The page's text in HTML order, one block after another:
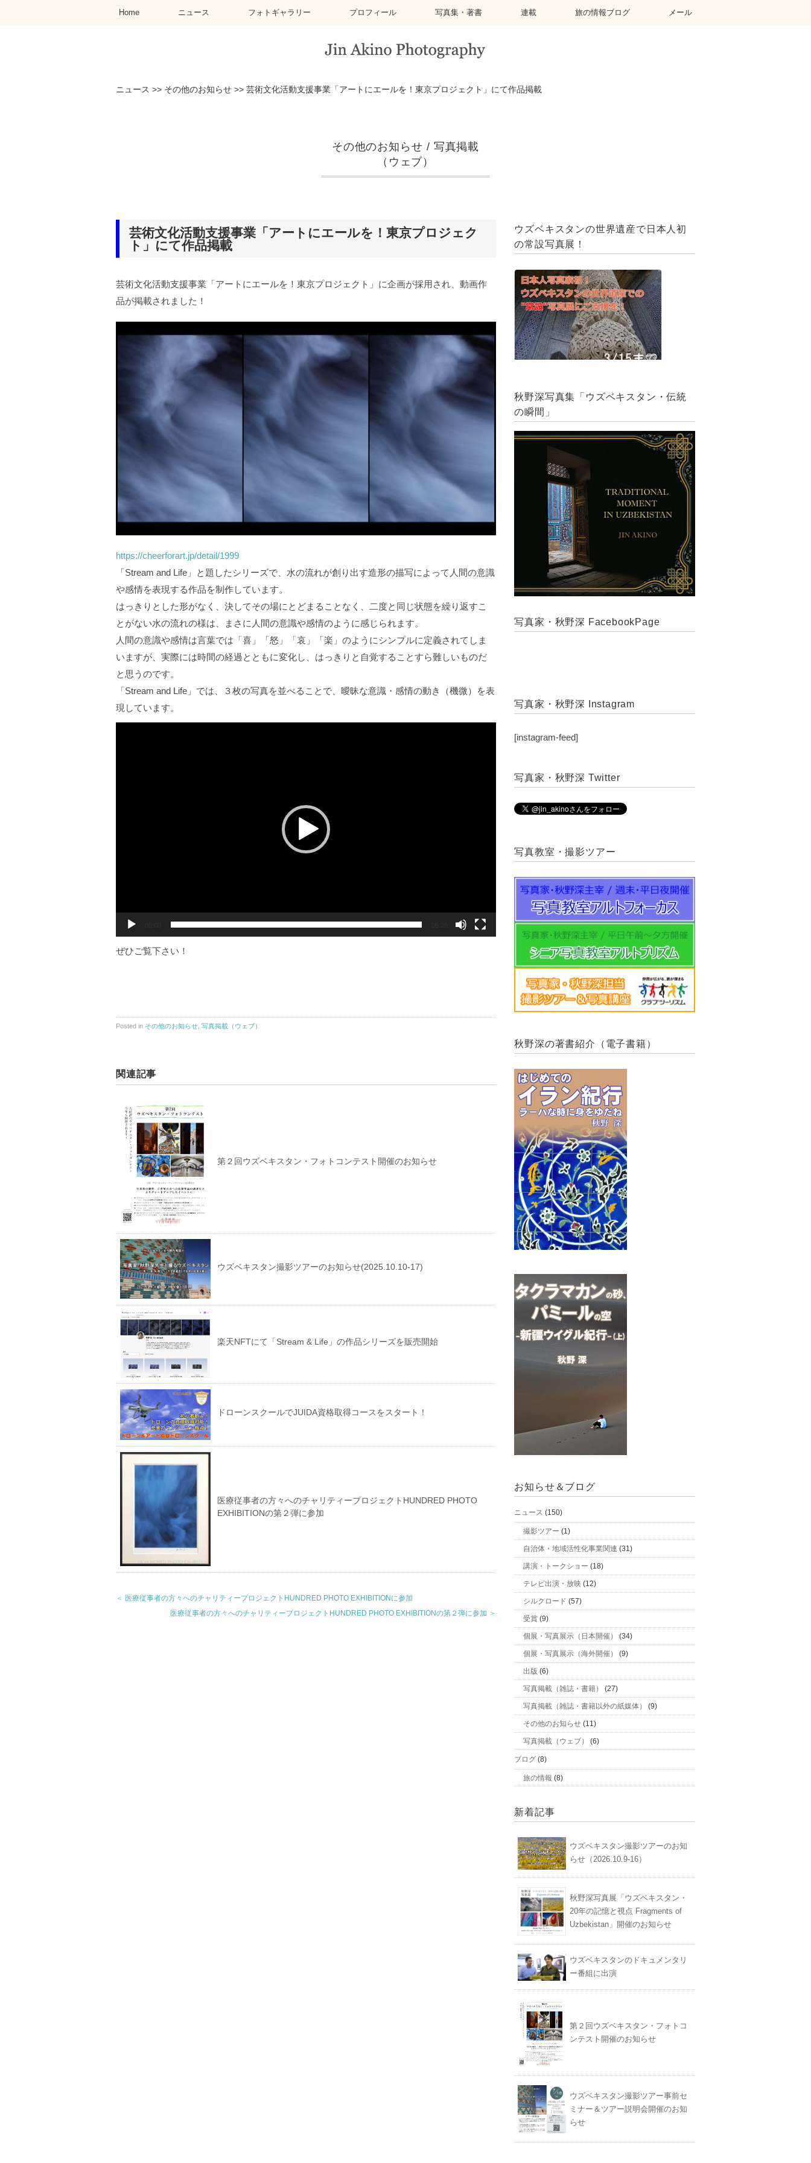
Home ニュース フォトギャラリー プロフィール 写真集・著書 連載 旅の情報ブログ メール
ニュース >> その他のお知らせ >> 芸術文化活動支援事業「アートにエールを！東京プロジェクト」にて作品掲載
その他のお知らせ / 写真掲載
（ウェブ）
芸術文化活動支援事業「アートにエールを！東京プロジェク
ト」にて作品掲載
芸術文化活動支援事業「アートにエールを！東京プロジェクト」に企画が採用され、動画作
品が掲載されました！
https://cheerforart.jp/detail/1999
「Stream and Life」と題したシリーズで、水の流れが創り出す造形の描写によって人間の意識
や感情を表現する作品を制作しています。
はっきりとした形がなく、決してその場にとどまることなく、二度と同じ状態を繰り返すこ
とがない水の流れの様は、まさに人間の意識や感情のように感じられます。
人間の意識や感情は言葉では「喜」「怒」「哀」「楽」のようにシンプルに定義されてしま
いますが、実際には時間の経過とともに変化し、はっきりと自覚することすら難しいものだ
と思うのです。
「Stream and Life」では、３枚の写真を並べることで、曖昧な意識・感情の動き（機微）を表
現しています。
ぜひご覧下さい！
Posted in その他のお知らせ 写真掲載（ウェブ）
関連記事
第２回ウズベキスタン・フォトコンテスト開催のお知らせ
ウズベキスタン撮影ツアーのお知らせ(2025.10.10-17)
楽天NFTにて「Stream & Life」の作品シリーズを販売開始
ドローンスクールでJUIDA資格取得コースをスタート！
医療従事者の方々へのチャリティープロジェクトHUNDRED PHOTO
EXHIBITIONの第２弾に参加
＜ 医療従事者の方々へのチャリティープロジェクトHUNDRED PHOTO EXHIBITIONに参加
医療従事者の方々へのチャリティープロジェクトHUNDRED PHOTO EXHIBITIONの第２弾に参加 ＞
ウズベキスタンの世界遺産で日本人初
の常設写真展！
秋野深写真集「ウズベキスタン・伝統
の瞬間」
写真家・秋野深 FacebookPage
写真家・秋野深 Instagram
[instagram-feed]
写真家・秋野深 Twitter
写真教室・撮影ツアー
秋野深の著書紹介（電子書籍）
お知らせ＆ブログ
ニュース (150)
撮影ツアー (1)
自治体・地域活性化事業関連 (31)
講演・トークショー (18)
テレビ出演・放映 (12)
シルクロード (57)
受賞 (9)
個展・写真展示（日本開催） (34)
個展・写真展示（海外開催） (9)
出版 (6)
写真掲載（雑誌・書籍） (27)
写真掲載（雑誌・書籍以外の紙媒体） (9)
その他のお知らせ (11)
写真掲載（ウェブ） (6)
ブログ (8)
旅の情報 (8)
新着記事
ウズベキスタン撮影ツアーのお知
らせ（2026.10.9-16）
秋野深写真展「ウズベキスタン・
20年の記憶と視点 Fragments of
Uzbekistan」開催のお知らせ
ウズベキスタンのドキュメンタリ
ー番組に出演
第２回ウズベキスタン・フォトコ
ンテスト開催のお知らせ
ウズベキスタン撮影ツアー事前セ
ミナー＆ツアー説明会開催のお知
らせ